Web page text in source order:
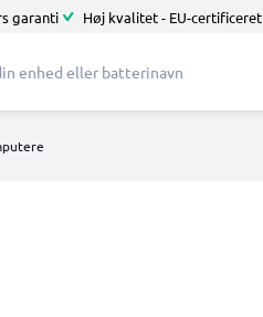
garanti Høj kvalitet - EU-certificeret